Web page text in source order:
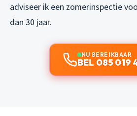
adviseer ik een zomerinspectie
dan 30 jaar.
NU BEREIKBAAR
BEL 085 019